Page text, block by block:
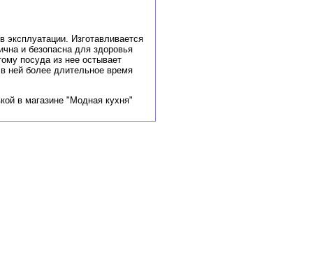
Изготавливается
и безопасна для здоровья
посуда из нее остывает
ней более длительное время
в магазине "Модная кухня"